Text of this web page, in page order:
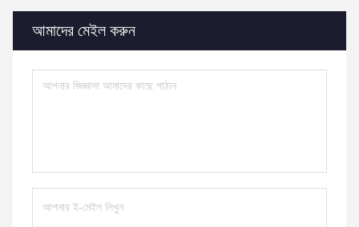
আমাদের মেইল করুন